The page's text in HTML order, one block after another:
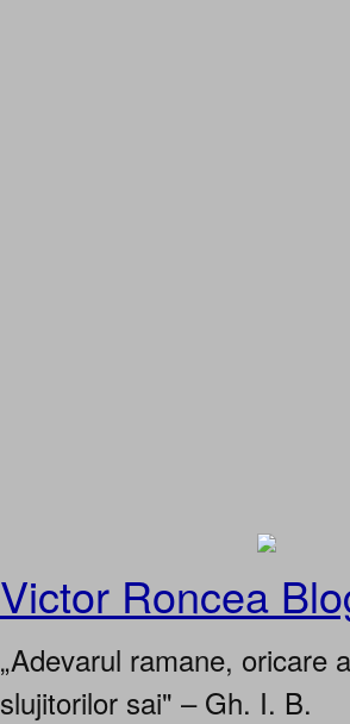
Victor Roncea
„Adevarul ramane, oricare
slujitorilor sai" – Gh. I. B.